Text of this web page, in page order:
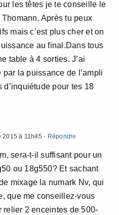
les têtes je te conseille le
Après tu peux
mais c’est plus cher et on
au final.Dans tous
table à 4 sorties. J’ai
la puissance de l’ampli
d’inquiétude pour tes 18
2015 à 11h45 - Répondre
sera-t-il suffisant pour un
ou 18g550? Et sachant
mixage la numark Nv, qui
que me conseillez-vous
relier 2 enceintes de 500-